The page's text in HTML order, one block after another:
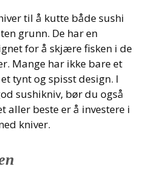
til å kutte både sushi
grunn. De har en
for å skjære fisken i de
Mange har ikke bare et
tynt og spisst design. I
sushikniv, bør du også
aller beste er å investere i
kniver.